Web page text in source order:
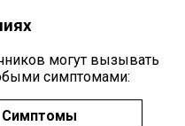
могут вызывать
симптомами:
Симптомы